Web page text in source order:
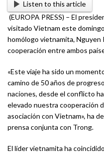
Listen to this article
(EUROPA PRESS) – El
visitado Vietnam este
homólogo vietnamita, Nguyen
cooperación entre ambos
«Este viaje ha sido un
camino de 50 años de
naciones, desde el conflicto
elevado nuestra cooperación
asociación con Vietnam», ha
prensa conjunta con Trong.
El líder vietnamita ha